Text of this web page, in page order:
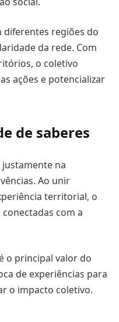
diferentes regiões do
da rede. Com
o coletivo
ações e potencializar
de saberes
na
Ao unir
territorial, o
com a
o principal valor do
de experiências para
o impacto coletivo.